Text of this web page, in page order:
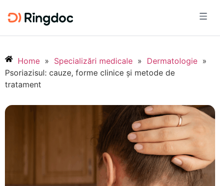
Home » Specializări medicale » Dermatologie »
Psoriazisul: cauze, forme clinice și metode de
tratament